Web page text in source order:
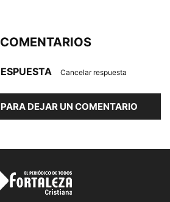
Cancelar respuesta
DEJAR UN COMENTARIO